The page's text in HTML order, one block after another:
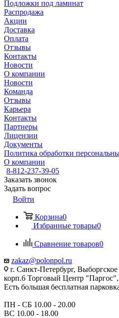
Подложки под ламинат
Распродажа
Акции
Доставка
Оплата
Отзывы
Контакты
Новости
О компании
Новости
Команда
Отзывы
Карьера
Контакты
Партнеры
Лицензии
Документы
Политика обработки
О компании
8-812-237-39-05
Заказать звонок
Задать вопрос
Войти
Корзина0
Избранные товары0
Сравнение товаров0
zakaz@polonpol.ru
г. Санкт-Петербург,
корп.6 Торговый Центр "Паргос",
Есть большая бесплатная
ПН - СБ 10.00 - 20.00
ВС 10.00 - 18.00